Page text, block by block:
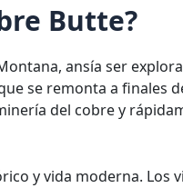
Butte?
ansía ser
se remonta a finales
del cobre y
y vida moderna. Los